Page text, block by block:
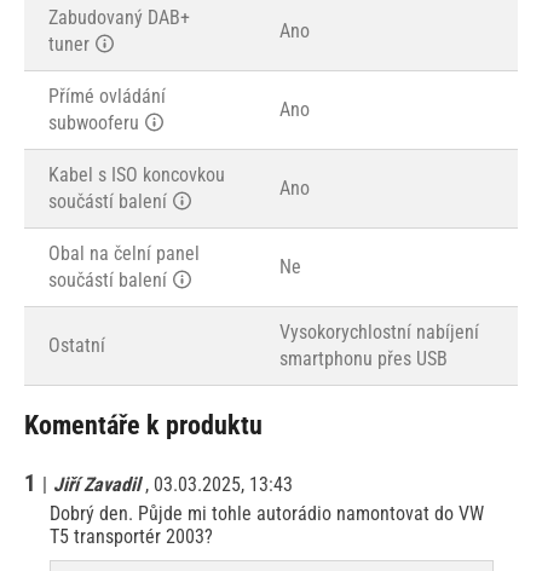
Zabudovaný DAB+
tuner
Ano
Přímé ovládání
subwooferu
Ano
Kabel s ISO koncovkou
součástí balení
Ano
Obal na čelní panel
součástí balení
Ne
Ostatní
Vysokorychlostní nabíjení
smartphonu přes USB
Komentáře k produktu
1 Jiří Zavadil, 03.03.2025, 13:43
Dobrý den. Půjde mi tohle autorádio namontovat do VW
T5 transportér 2003?